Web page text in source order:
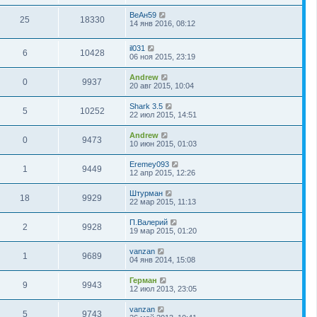
25 18330
ВеАн59
14 янв 2016, 08:12
6 10428
il031
06 ноя 2015, 23:19
0 9937
Andrew
20 авг 2015, 10:04
5 10252
Shark 3.5
22 июл 2015, 14:51
0 9473
Andrew
10 июн 2015, 01:03
1 9449
Eremey093
12 апр 2015, 12:26
18 9929
Штурман
22 мар 2015, 11:13
2 9928
П.Валерий
19 мар 2015, 01:20
1 9689
vanzan
04 янв 2014, 15:08
9 9943
Герман
12 июл 2013, 23:05
5 9743
vanzan